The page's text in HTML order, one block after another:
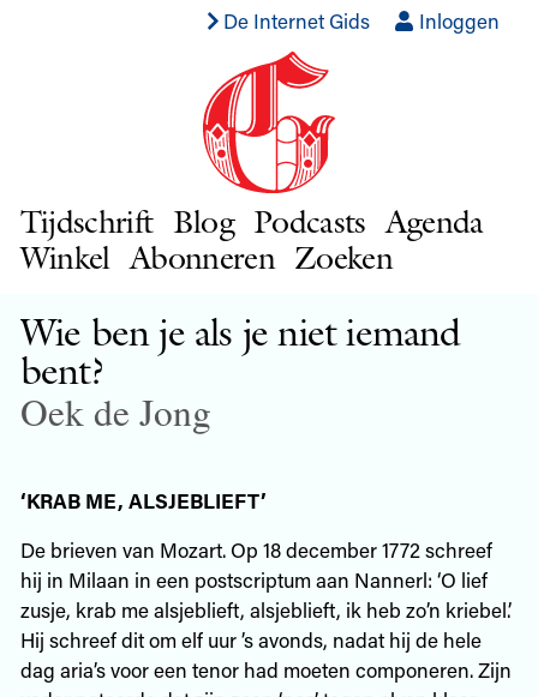
De Internet Gids Inloggen
Tijdschrift Blog Podcasts Agenda
Winkel Abonneren Zoeken
Wie ben je als je niet iemand
bent?
Oek de Jong
‘KRAB ME, ALSJEBLIEFT’
De brieven van Mozart. Op 18 december 1772 schreef
hij in Milaan in een postscriptum aan Nannerl: ‘O lief
zusje, krab me alsjeblieft, alsjeblieft, ik heb zo’n kriebel.’
Hij schreef dit om elf uur ’s avonds, nadat hij de hele
dag aria’s voor een tenor had moeten componeren. Zijn